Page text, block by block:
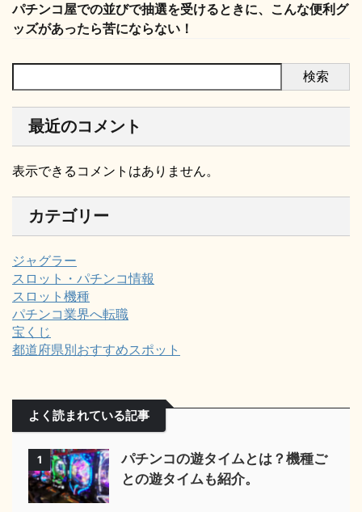
パチンコ屋での並びで抽選を受けるときに、こんな便利グ
ッズがあったら苦にならない！
検索
最近のコメント
表示できるコメントはありません。
カテゴリー
ジャグラー
スロット・パチンコ情報
スロット機種
パチンコ業界へ転職
宝くじ
都道府県別おすすめスポット
よく読まれている記事
1
パチンコの遊タイムとは？機種ご
との遊タイムも紹介。